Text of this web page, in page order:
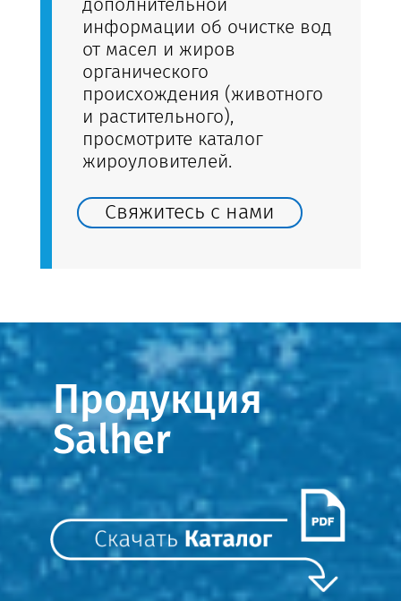
информации об очистке вод
от масел и жиров
органического
происхождения (животного
и растительного),
просмотрите каталог
жироуловителей.
Свяжитесь с нами
Продукция
Salher